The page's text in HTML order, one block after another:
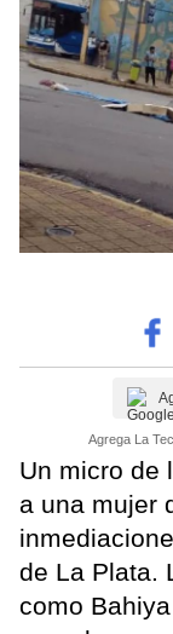
Agrega La
Un micro de
a una mujer
de La Plata.
como